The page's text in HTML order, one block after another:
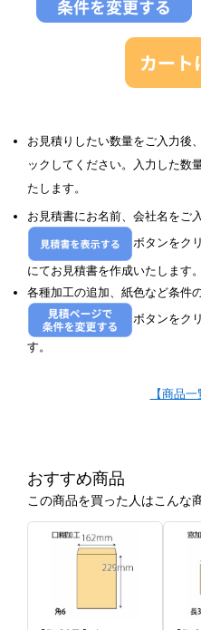
お見積りしたい数量をご入力後、
ックしてください。入力した数
たします。
お見積書にお名前、会社名をご
ボタンをク
にてお見積書を作成いたします。
各種加工の追加、紙色など条件
ボタンをク
す。
【商品一
おすすめ商品
この商品を買った人はこんな